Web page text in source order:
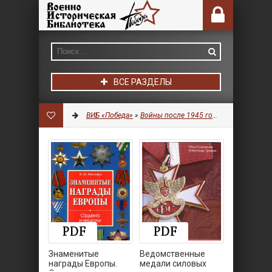
ВСЕ РАЗДЕЛЫ
ВИБ «Победа» » Войны после 1945 года
Знаменитые
награды Европы.
Ведомственные
медали силовых